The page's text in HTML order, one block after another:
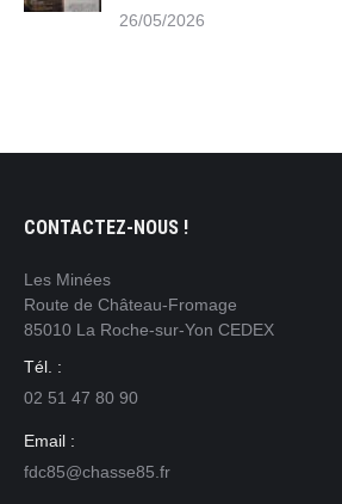
26/05/2026
CONTACTEZ-NOUS !
Les Minées
Route de Château-Fromage
85010 La Roche-sur-Yon CEDEX
Tél. :
02 51 47 80 90
Email :
fdc85@chasse85.fr